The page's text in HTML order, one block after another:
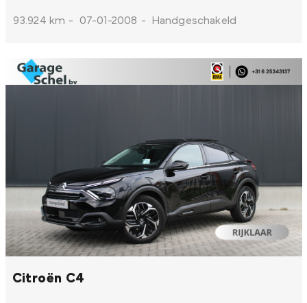
93.924 km - 07-01-2008 - Handgeschakeld
Citroën C4